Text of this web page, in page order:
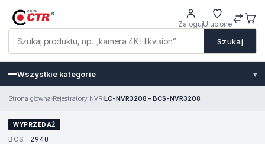
Szukaj
ZalogujUlubione
Wszystkie kategorie ▾
Strona główna›Rejestratory NVR›LC-NVR3208 - BCS-NVR3208
WYPRZEDAŻ
BCS · 2940